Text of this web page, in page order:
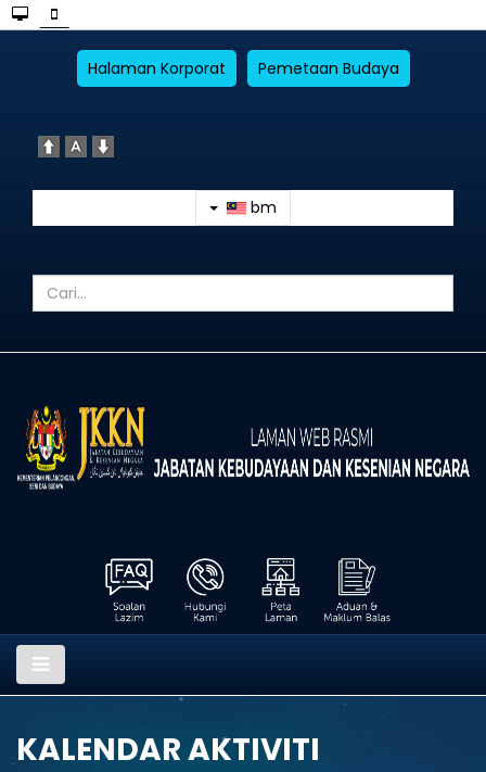
Halaman Korporat Pemetaan Budaya
bm
KALENDAR AKTIVITI